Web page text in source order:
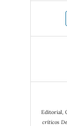
Editorial,
críticos